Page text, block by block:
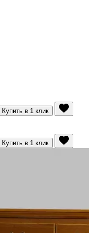
Купить в 1 клик
Купить в 1 клик